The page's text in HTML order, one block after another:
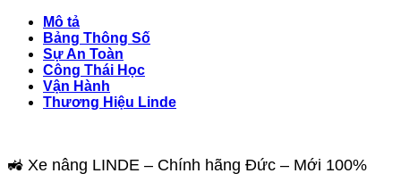
Mô tả
Bảng Thông Số
Sự An Toàn
Công Thái Học
Vận Hành
Thương Hiệu Linde
🚜 Xe nâng LINDE – Chính hãng Đức – Mới 100%